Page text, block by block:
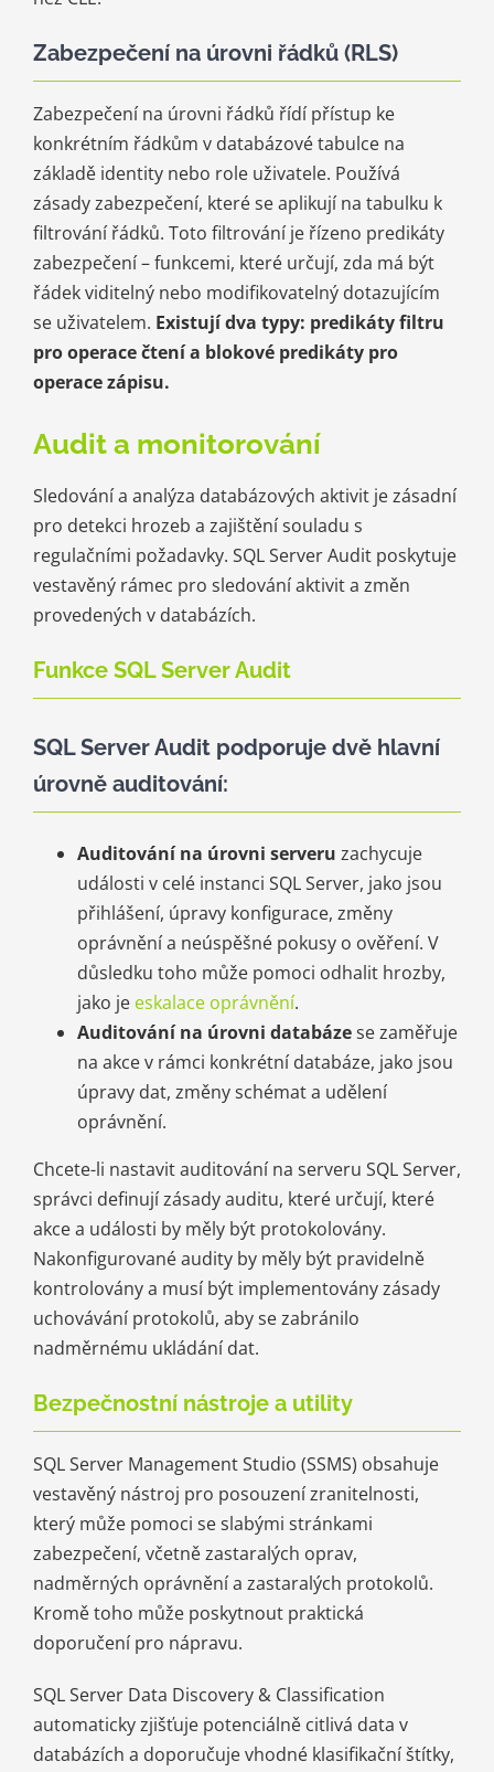
Zabezpečení na úrovni řádků (RLS)
Zabezpečení na úrovni řádků řídí přístup ke
konkrétním řádkům v databázové tabulce na
základě identity nebo role uživatele. Používá
zásady zabezpečení, které se aplikují na tabulku k
filtrování řádků. Toto filtrování je řízeno predikáty
zabezpečení – funkcemi, které určují, zda má být
řádek viditelný nebo modifikovatelný dotazujícím
se uživatelem. Existují dva typy: predikáty filtru
pro operace čtení a blokové predikáty pro
operace zápisu.
Audit a monitorování
Sledování a analýza databázových aktivit je zásadní
pro detekci hrozeb a zajištění souladu s
regulačními požadavky. SQL Server Audit poskytuje
vestavěný rámec pro sledování aktivit a změn
provedených v databázích.
Funkce SQL Server Audit
SQL Server Audit podporuje dvě hlavní
úrovně auditování:
Auditování na úrovni serveru zachycuje
události v celé instanci SQL Server, jako jsou
přihlášení, úpravy konfigurace, změny
oprávnění a neúspěšné pokusy o ověření. V
důsledku toho může pomoci odhalit hrozby,
jako je eskalace oprávnění.
Auditování na úrovni databázese zaměřuje
na akce v rámci konkrétní databáze, jako jsou
úpravy dat, změny schémat a udělení
oprávnění.
Chcete-li nastavit auditování na serveru SQL Server,
správci definují zásady auditu, které určují, které
akce a události by měly být protokolovány.
Nakonfigurované audity by měly být pravidelně
kontrolovány a musí být implementovány zásady
uchovávání protokolů, aby se zabránilo
nadměrnému ukládání dat.
Bezpečnostní nástroje a utility
SQL Server Management Studio (SSMS) obsahuje
vestavěný nástroj pro posouzení zranitelnosti,
který může pomoci se slabými stránkami
zabezpečení, včetně zastaralých oprav,
nadměrných oprávnění a zastaralých protokolů.
Kromě toho může poskytnout praktická
doporučení pro nápravu.
SQL Server Data Discovery & Classification
automaticky zjišťuje potenciálně citlivá data v
databázích a doporučuje vhodné klasifikační štítky,